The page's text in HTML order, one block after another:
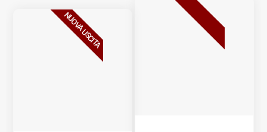
NUOVA USCITA BESTSELLER